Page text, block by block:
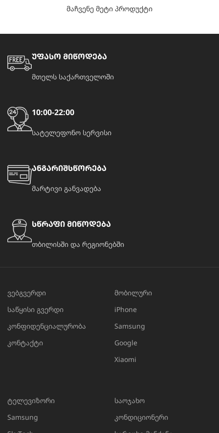
მაჩვენე მეტი პროდუქტი
უფასო მიწოდება
მთელს საქართველოში
10:00-22:00
სატელეფონო სერვისი
ანგარიშსწორება
მარტივი განვადება
სწრაფი მიწოდება
თბილისში და რეგიონებში
ვებგვერდი
საწყისი გვერდი
კონფიდენციალურობა
კონტაქტი
მობილური
iPhone
Samsung
Google
Xiaomi
ტელევიზორი
Samsung
საოჯახო
კონდიციონერი